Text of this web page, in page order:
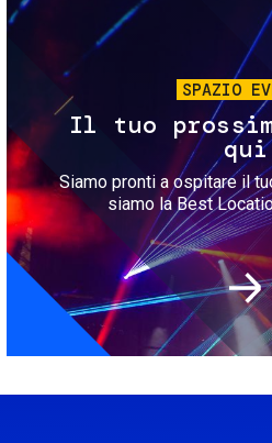
SPAZIO
Il tuo
qui
Siamo pronti a ospitare il
siamo la Best